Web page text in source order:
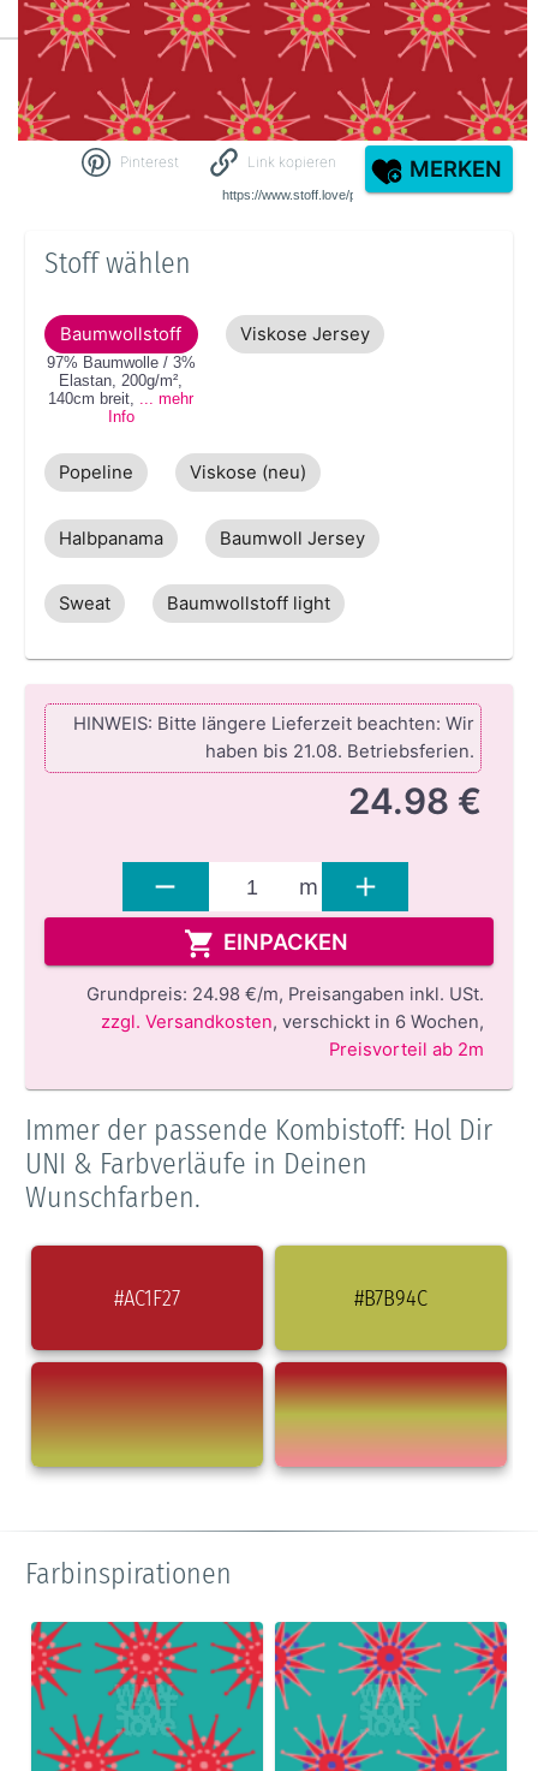
Pinterest Link kopieren MERKEN
Stoff wählen
Baumwollstoff
97% Baumwolle / 3%
Elastan 200g/m²
140cm breit
... mehr
Info
Viskose Jersey
Popeline Viskose (neu)
Halbpanama Baumwoll Jersey
Sweat Baumwollstoff light
HINWEIS: Bitte längere Lieferzeit beachten: Wir
haben bis 21.08. Betriebsferien.
24.98 €
m
EINPACKEN
Grundpreis: 24.98 €/m, Preisangaben inkl. USt.
zzgl. Versandkosten,verschickt in 6 Wochen,
Preisvorteil ab 2m
Immer der passende Kombistoff: Hol Dir
UNI & Farbverläufe in Deinen
Wunschfarben.
#AC1F27 #B7B94C
Farbinspirationen